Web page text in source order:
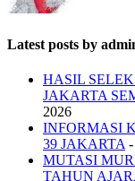
Latest posts by
HASIL
JAKARTA
2026
INFORMASI
39 JAKARTA
MUTASI
TAHUN